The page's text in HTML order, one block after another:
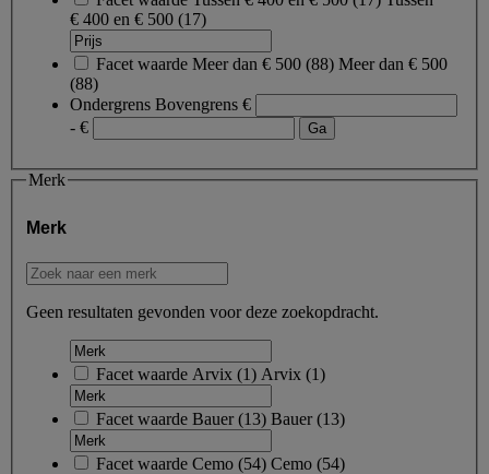
€ 400 en € 500 (17)
Facet waarde Meer dan € 500 (88) Meer dan € 500
(88)
Ondergrens Bovengrens €
- €
Merk
Merk
Geen resultaten gevonden voor deze zoekopdracht.
Facet waarde Arvix (1) Arvix (1)
Facet waarde Bauer(13) Bauer(13)
Facet waarde Cemo (54) Cemo (54)